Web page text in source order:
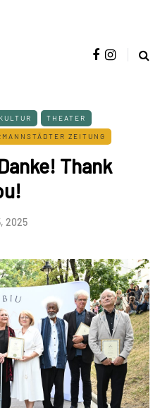
KULTUR THEATER
ZEITUNG
Thank
2025